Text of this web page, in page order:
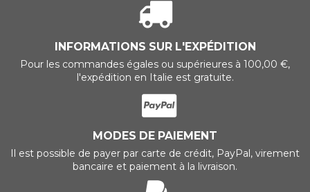
INFORMATIONS SUR L'EXPÉDITION
Pour les commandes égales ou supérieures à 100,00 €,
l'expédition en Italie est gratuite.
MODES DE PAIEMENT
Il est possible de payer par carte de crédit, PayPal, virement
bancaire et paiement à la livraison.